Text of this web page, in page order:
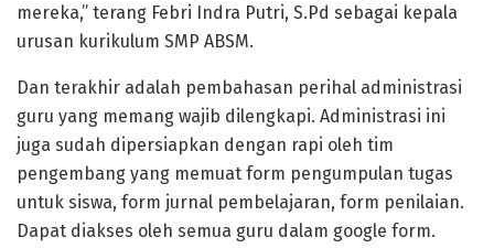
mereka,” terang Febri Indra Putri, S.Pd sebagai kepala
urusan kurikulum SMP ABSM.
Dan terakhir adalah pembahasan perihal administrasi
guru yang memang wajib dilengkapi. Administrasi ini
juga sudah dipersiapkan dengan rapi oleh tim
pengembang yang memuat form pengumpulan tugas
untuk siswa, form jurnal pembelajaran, form penilaian.
Dapat diakses oleh semua guru dalam google form.